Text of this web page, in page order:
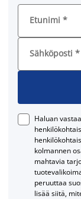
Etunimi *
Sähköposti *
Haluan
kolmannen
mahtavia
peruuttaa
lisää siitä,